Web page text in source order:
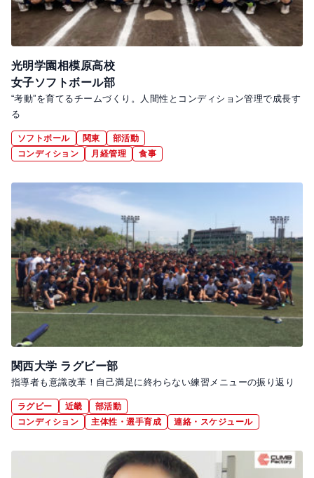
光明学園相模原高校
女子ソフトボール部
“考動”を育てるチームづくり。人間性とコンディション管理で成長す
る
ソフトボール 関東
部活動
コンディション
月経管理 食事
関西大学 ラグビー部
指導者も意識改革！自己満足に終わらない練習メニューの振り返り
ラグビー 近畿
部活動
コンディション
主体性・選手育成 連絡・スケジュール